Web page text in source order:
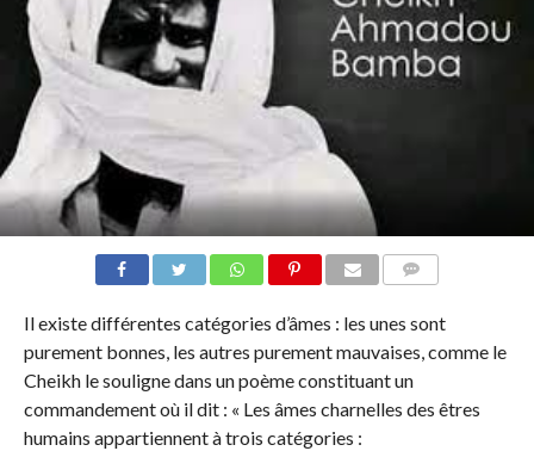
Il existe différentes catégories d’âmes : les unes sont
purement bonnes, les autres purement mauvaises, comme le
Cheikh le souligne dans un poème constituant un
commandement où il dit : « Les âmes charnelles des êtres
humains appartiennent à trois catégories :